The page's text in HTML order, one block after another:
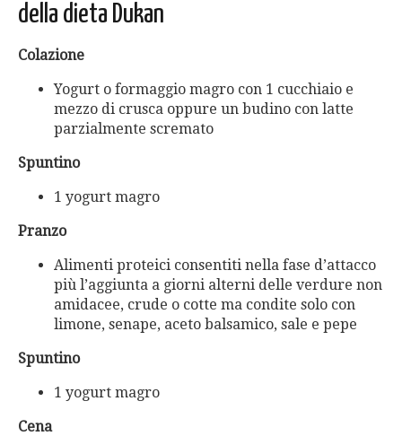
della dieta Dukan
Colazione
Yogurt o formaggio magro con 1 cucchiaio e
mezzo di crusca oppure un budino con latte
parzialmente scremato
Spuntino
1 yogurt magro
Pranzo
Alimenti proteici consentiti nella fase d’attacco
più l’aggiunta a giorni alterni delle verdure non
amidacee, crude o cotte ma condite solo con
limone, senape, aceto balsamico, sale e pepe
Spuntino
1 yogurt magro
Cena